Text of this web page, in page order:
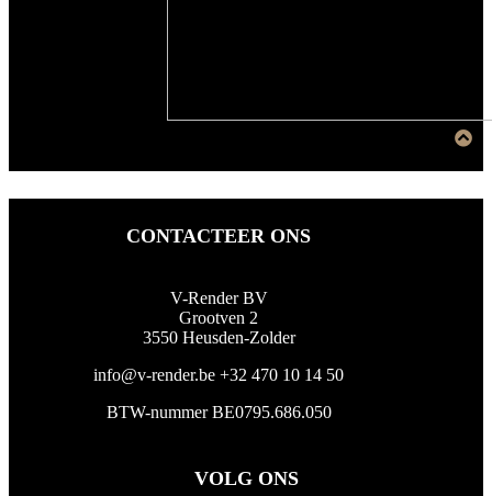
CONTACTEER ONS
V-Render BV
Grootven 2
3550 Heusden-Zolder
info@v-render.be +32 470 10 14 50
BTW-nummer BE0795.686.050
VOLG ONS